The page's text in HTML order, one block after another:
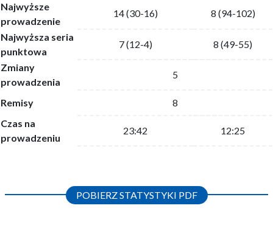
Najwyższe
prowadzenie
14 (30-16) 8 (94-102)
Najwyższa seria
punktowa
7 (12-4)
8 (49-55)
Zmiany
prowadzenia
5
Remisy
8
Czas na
prowadzeniu
23:42 12:25
POBIERZ STATYSTYKI PDF